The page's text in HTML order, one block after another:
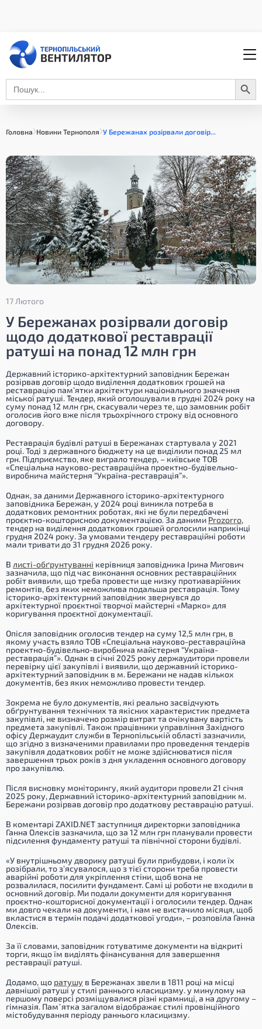
Search
for:
Search Button
Головна Новини Тернополя У Бережанах розірвали договір...
17 Лютого
У Бережанах розірвали договір
щодо додаткової реставрації
ратуші на понад 12 млн грн
Державний історико-архітектурний заповідник Бережан
розірвав договір щодо виділення додаткових грошей на
реставрацію пам’ятки архітектури національного значення
міської ратуші. Тендер, який оголошували в грудні 2024 року на
суму понад 12 млн грн, скасували через те, що замовник робіт
оголосив його вже після трьохрічного строку від основного
договору.
Реставрація будівлі ратуші в Бережанах стартувала у 2021
році. Тоді з державного бюджету на це виділили понад 25 мл
грн. Підприємство, яке виграло тендер, – київське ТОВ
«Спеціальна науково-реставраційна проектно-будівельно-
виробнича майстерня “Україна-реставрація”».
Однак, за даними Державного історико-архітектурного
заповідника Бережан, у 2024 році виникла потреба в
додаткових ремонтних роботах, які не були передбачені
проєктно-кошторисною документацією. За даними Prozorro,
тендер на виділення додаткових грошей оголосили наприкінці
грудня 2024 року. За умовами тендеру реставраційні роботи
мали тривати до 31 грудня 2026 року.
В листі-обґрунтуванні керівниця заповідника Ірина Мигович
зазначила, що під час виконання основних реставраційних
робіт виявили, що треба провести ще низку протиаварійних
ремонтів, без яких неможлива подальша реставрація. Тому
історико-архітектурний заповідник звернувся до
архітектурної проєктної творчої майстерні «Марко» для
коригування проєктної документації.
Опісля заповідник оголосив тендер на суму 12,5 млн грн, в
якому участь взяло ТОВ «Спеціальна науково-реставраційна
проектно-будівельно-виробнича майстерня “Україна-
реставрація”». Однак в січні 2025 року держаудитори провели
перевірку цієї закупівлі і виявили, що державний історико-
архітектурний заповідник в м. Бережани не надав кількох
документів, без яких неможливо провести тендер.
Зокрема не було документів, які реально засвідчують
обґрунтування технічних та якісних характеристик предмета
закупівлі, не визначено розмір витрат та очікувану вартість
предмета закупівлі. Також працівники управління Західного
офісу Держаудит служби в Тернопільській області зазначили,
що згідно з визначеними правилами про проведення тендерів
закупівля додаткових робіт не може здійснюватися після
завершення трьох років з дня укладення основного договору
про закупівлю.
Після висновку моніторингу, який аудитори провели 21 січня
2025 року, Державний історико-архітектурний заповідник м.
Бережани розірвав договір про додаткову реставрацію ратуші.
В коментарі ZAXID.NET заступниця директорки заповідника
Ганна Олексів зазначила, що за 12 млн грн планували провести
підсилення фундаменту ратуші та північної сторони будівлі.
«У внутрішньому дворику ратуші були прибудови, і коли їх
розібрали, то з’ясувалося, що з тієї сторони треба провести
аварійні роботи для укріплення стіни, щоб вона не
розвалилася, посилити фундамент. Самі ці роботи не входили в
основний договір. Ми подали документи для коригування
проєктно-кошторисної документації і оголосили тендер. Однак
ми довго чекали на документи, і нам не вистачило місяця, щоб
вкластися в термін подачі додаткової угоди», – розповіла Ганна
Олексів.
За її словами, заповідник готуватиме документи на відкриті
торги, якщо їм виділять фінансування для завершення
реставрації ратуші.
Додамо, що ратушу в Бережанах звели в 1811 році на місці
давнішої ратуші у стилі раннього класицизму. у минулому на
першому поверсі розміщувалися різні крамниці, а на другому –
гімназія. Памʼятка загалом відображає стилі провінційного
містобудування періоду раннього класицизму.